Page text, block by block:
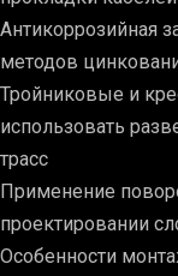
Антикоррозийная
методов
Тройниковые и
использовать
трасс
Применение
проектировании
Особенности